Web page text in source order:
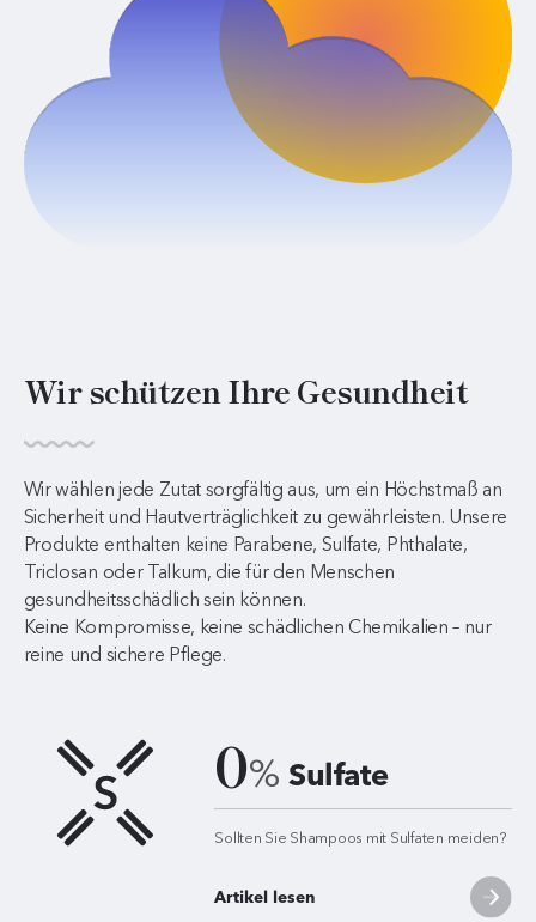
Wir schützen Ihre Gesundheit
Wir wählen jede Zutat sorgfältig aus, um ein Höchstmaß an
Sicherheit und Hautverträglichkeit zu gewährleisten. Unsere
Produkte enthalten keine Parabene, Sulfate, Phthalate,
Triclosan oder Talkum, die für den Menschen
gesundheitsschädlich sein können.
Keine Kompromisse, keine schädlichen Chemikalien – nur
reine und sichere Pflege.
0% Sulfate
Sollten Sie Shampoos mit Sulfaten meiden?
Artikel lesen